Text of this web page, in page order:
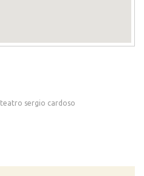
teatro sergio cardoso